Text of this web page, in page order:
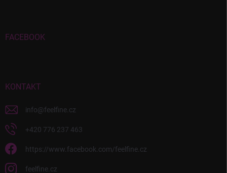
FACEBOOK
KONTAKT
info@feelfine.cz
+420 776 237 463
https://www.facebook.com/feelfine.cz
feelfine.cz